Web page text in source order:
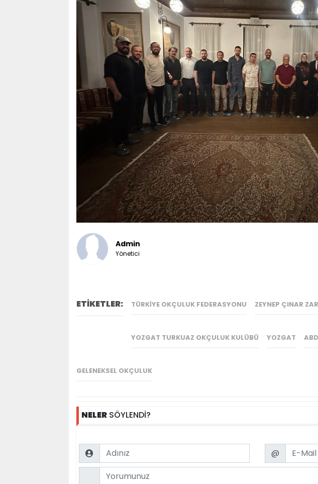
Admin
Yönetici
ETİKETLER: TÜRKIYE OKÇULUK FEDERASYONU ZEYNEP ÇINAR
YOZGAT TURKUAZ OKÇULUK KULÜBÜ YOZGAT
GELENEKSEL OKÇULUK
NELERSÖYLENDİ?
Name Email
@
Comment